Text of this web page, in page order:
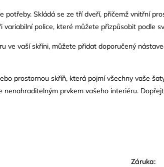
potřeby. Skládá se ze tří dveří, přičemž vnitřní
police, které můžete přizpůsobit podle
ve vaší skříni, můžete přidat doporučený
prostornou skříň, která pojmí všechny vaše
prvkem vašeho interiéru.
Záruka: